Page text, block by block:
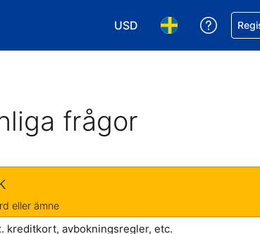
USD
Välj valuta. DinVälj språk. Ditt
Få
frågor
eller ämne